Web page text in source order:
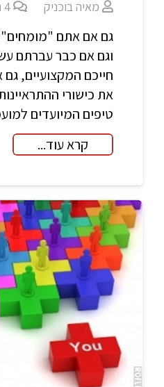
מאיה בוכניק 4
גם אם אתם "מומחים"
וגם אם כבר עברתם
חייכם המקצועיים,
טיפים המיועדים
קרא עוד...